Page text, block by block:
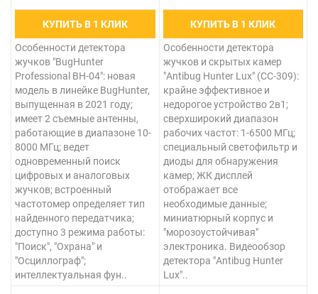
КУПИТЬ В 1 КЛИК
Особенности детектора
жучков "BugHunter
Professional BH-04": новая
модель в линейке BugHunter,
выпущенная в 2021 году;
имеет 2 съемные антенны,
работающие в диапазоне 10-
8000 МГц; ведет
одновременный поиск
цифровых и аналоговых
жучков; встроенный
частотомер определяет тип
найденного передатчика;
доступно 3 режима работы:
"Поиск", "Охрана" и
"Осциллограф";
интеллектуальная фун..
КУПИТЬ В 1 КЛИК
Особенности детектора
жучков и скрытых камер
"Antibug Hunter Lux" (CC-309):
крайне эффективное и
недорогое устройство 2в1;
сверхширокий диапазон
рабочих частот: 1-6500 МГц;
специальный светофильтр и
диоды для обнаружения
камер; ЖК дисплей
отображает все
необходимые данные;
миниатюрный корпус и
"морозоустойчивая"
электроника. Видеообзор
детектора "Antibug Hunter
Lux"..